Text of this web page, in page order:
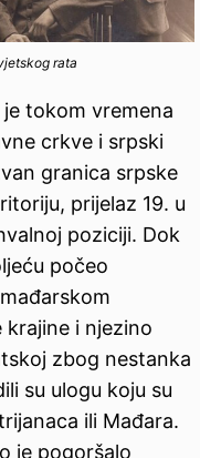
rata
tokom vremena
crkve i srpski
granica srpske
prijelaz 19. u
poziciji. Dok
počeo
krajine i njezino
zbog nestanka
su ulogu koju su
ili Mađara.
je pogoršalo